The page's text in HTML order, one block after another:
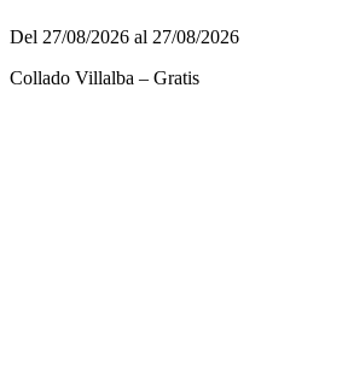
Del 27/08/2026 al 27/08/2026
Collado Villalba – Gratis